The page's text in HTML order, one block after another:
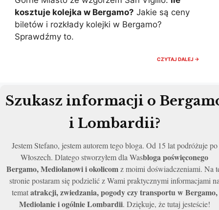
kosztuje kolejka w Bergamo? Jakie są ceny
biletów i rozkłady kolejki w Bergamo?
Sprawdźmy to.
CZYTAJ DALEJ →
BILETY,
Szukasz informacji o
i Lombardii?
Jestem Stefano, jestem autorem tego bloga. Od 15 lat podróżuje po
Włoszech. Dlatego stworzyłem dla Wasbloga poświęconego
Bergamo, Mediolanowi i okolicomz moimi doświadczeniami. Na
stronie postaram się podzielić z Wami praktycznymi informacjami
tematatrakcji, zwiedzania, pogody czy transportu w Bergamo,
Mediolanie i ogólnie Lombardii. Dziękuje, że tutaj jesteście!